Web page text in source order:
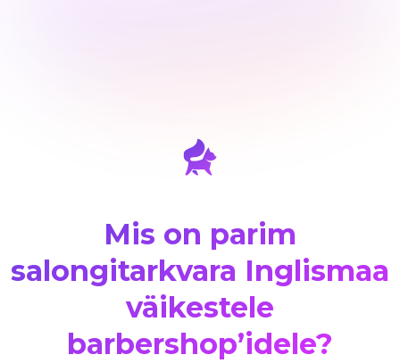
Mis on parim
salongitarkvara Inglismaa
väikestele
barbershop’idele?